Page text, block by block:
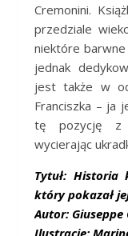
Cremonini.
przedziale
niektóre
jednak
jest także w
Franciszka – ja
tę pozycję z
wycierając
Tytuł: Historia
który pokazał
Autor: